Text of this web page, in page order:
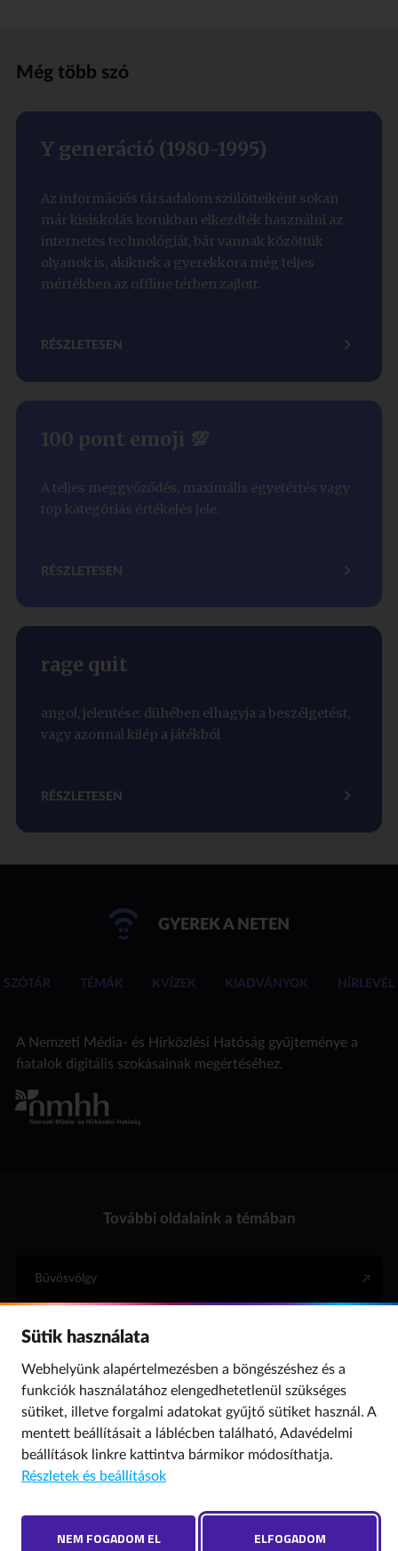
Még több szó
Y generáció (1980-1995)
Az információs társadalom szülötteiként sokan
már kisiskolás korukban elkezdték használni az
internetes technológiát, bár vannak közöttük
olyanok is, akiknek a gyerekkora még teljes
mértékben az offline térben zajlott.
RÉSZLETESEN
100 pont emoji 💯
A teljes meggyőződés, maximális egyetértés vagy
top kategóriás értékelés jele.
RÉSZLETESEN
rage quit
angol, jelentése: dühében elhagyja a beszélgetést,
vagy azonnal kilép a játékból
RÉSZLETESEN
GYEREK A NETEN
SZÓTÁR TÉMÁK KVÍZEK KIADVÁNYOK HÍRLEVÉL
A Nemzeti Média- és Hírközlési Hatóság gyűjteménye a
fiatalok digitális szokásainak megértéséhez.
További oldalaink a témában
Bűvösvölgy
Internet Hotline
Para (gyermekvédelem)
© 2019 NMHH Minden jog fenntartva. | Tárhelyszolgáltató: Nemzeti Média- és
Sütik használata
Webhelyünk alapértelmezésben a böngészéshez és a
funkciók használatához elengedhetetlenül szükséges
sütiket, illetve forgalmi adatokat gyűjtő sütiket használ. A
mentett beállításait a láblécben található, Adavédelmi
beállítások linkre kattintva bármikor módosíthatja.
Részletek és beállítások
NEM FOGADOM EL ELFOGADOM